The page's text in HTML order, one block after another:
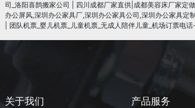
司_洛阳喜鹊搬家公司
四川成都厂家直供|成都美容床厂家定
办公屏风,深圳办公家具厂,深圳办公家具公司,深圳办公家具定
团队机票_婴儿机票_儿童机票_无成人陪伴儿童_机场订票电
关于我们 产品服务